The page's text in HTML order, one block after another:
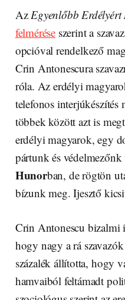
AzEgyenlőbb
felmérése szerint a
opcióval rendelkező
Crin Antonescura
róla. Az erdélyi
telefonos interjúkészítés
többek között azt is
erdélyi magyarok, egy
pártunk és
Hunorban, de rögtön
bízunk meg. Ijesztő
Crin Antonescu bizalmi
hogy nagy a rá
százalék állította, hogy
hamvaiból feltámadt